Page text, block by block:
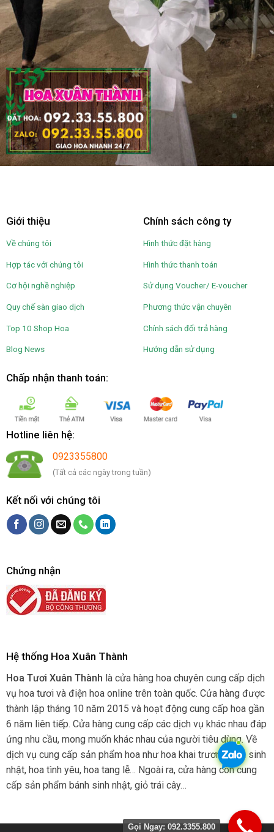
Giới thiệu
Về chúng tôi
Hợp tác với chúng tôi
Cơ hội nghề nghiệp
Quy chế sàn giao dịch
Top 10 Shop Hoa
Blog News
Chính sách công ty
Hình thức đặt hàng
Hình thức thanh toán
Sử dụng Voucher/ E-voucher
Phương thức vận chuyên
Chính sách đổi trả hàng
Hướng dẫn sử dụng
Chấp nhận thanh toán:
Hotline liên hệ:
0923355800
(Tất cả các ngày trong tuần)
Kết nối với chúng tôi
Chứng nhận
Hệ thống Hoa Xuân Thành
Hoa Tươi Xuân Thành là cửa hàng hoa chuyên cung cấp dịch
vụ hoa tươi và điện hoa online trên toàn quốc. Cửa hàng được
thành lập tháng 10 năm 2015 và hoạt động cung cấp hoa gần
6 năm liên tiếp. Cửa hàng cung cấp các dịch vụ khác nhau đáp
ứng nhu cầu, mong muốn khác nhau của người tiêu dùng. Về
dịch vụ cung cấp sản phẩm hoa như hoa khai trương, hoa sinh
nhật, hoa tình yêu, hoa tang lễ… Ngoài ra, cửa hàng còn cung
cấp sản phẩm bánh sinh nhật, giỏ trái cây…
Gọi Ngay: 092.3355.800